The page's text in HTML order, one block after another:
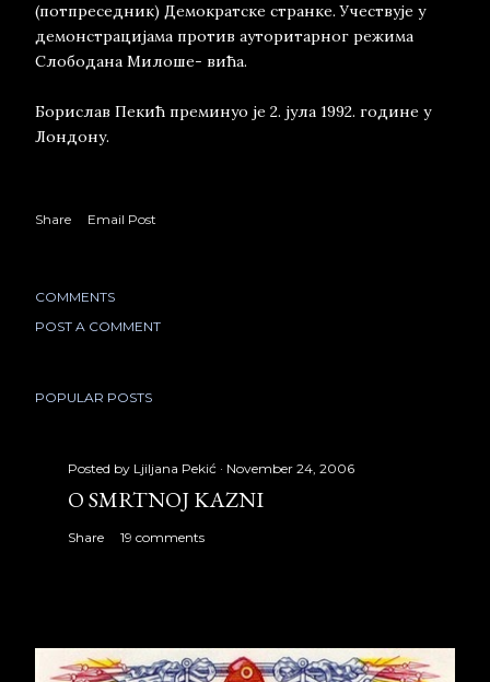
(потпреседник) Демократске странке. Учествује у
демонстрацијама против ауторитарног режима
Слободана Милоше- вића.
Борислав Пекић преминуо је 2. јула 1992. године у
Лондону.
Share Email Post
COMMENTS
POST A COMMENT
POPULAR POSTS
Posted by Ljiljana Pekić November 24, 2006
O SMRTNOJ KAZNI
Share 19 comments